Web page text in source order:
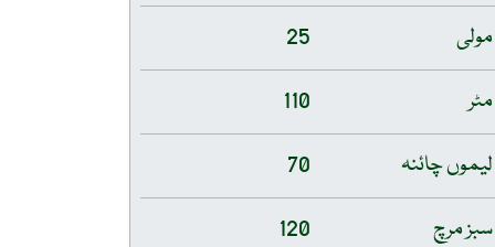
مولی
25
مٹر
110
لیموں چائنہ
70
سبز مرچ
120